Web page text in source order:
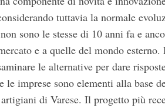
tuttavia la normale
sono le stesse di 10 anni fa e
e a quelle del mondo
le alternative per dare
imprese sono elementi alla base
di Varese. Il progetto più